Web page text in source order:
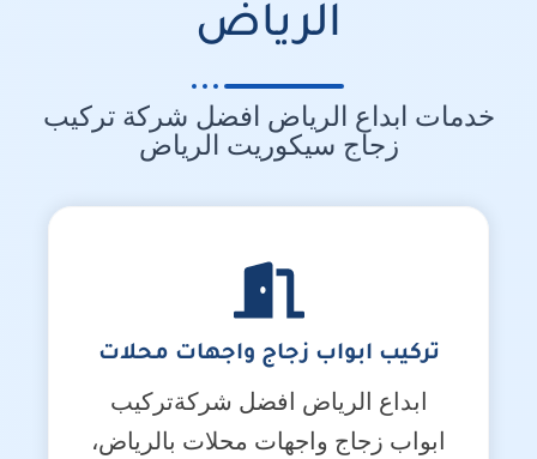
الرياض
خدمات ابداع الرياض افضل شركة تركيب
زجاج سيكوريت الرياض
تركيب ابواب زجاج واجهات محلات
ابداع الرياض افضل شركةتركيب
ابواب زجاج واجهات محلات بالرياض،